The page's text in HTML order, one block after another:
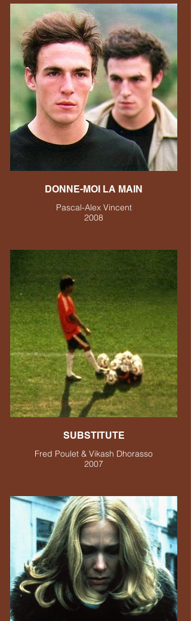
DONNE-MOI LA MAIN
Pascal-Alex Vincent
2008
SUBSTITUTE
Fred Poulet & Vikash Dhorasso
2007